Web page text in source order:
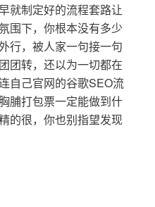
就制定好的流程套路让
围下，你根本没有多少
行，被人家一句接一句
团转，还以为一切都在
自己官网的谷歌SEO流
脯打包票一定能做到什
的很，你也别指望发现